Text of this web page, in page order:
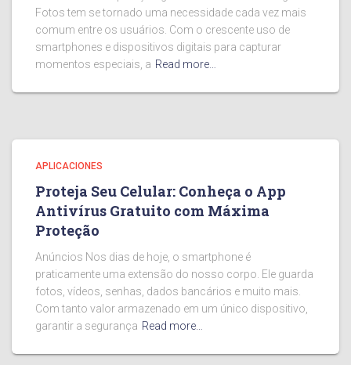
Fotos tem se tornado uma necessidade cada vez mais
comum entre os usuários. Com o crescente uso de
smartphones e dispositivos digitais para capturar
momentos especiais, a Read more…
APLICACIONES
Proteja Seu Celular: Conheça o App
Antivírus Gratuito com Máxima
Proteção
Anúncios Nos dias de hoje, o smartphone é
praticamente uma extensão do nosso corpo. Ele guarda
fotos, vídeos, senhas, dados bancários e muito mais.
Com tanto valor armazenado em um único dispositivo,
garantir a segurança Read more…